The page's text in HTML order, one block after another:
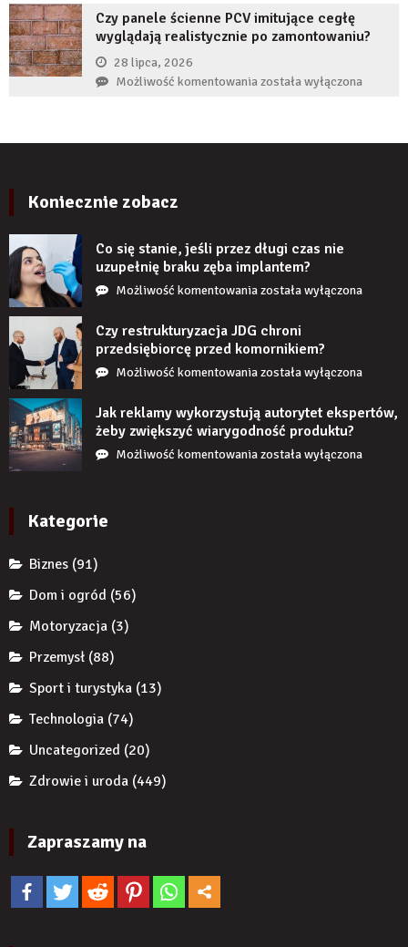
wiarygodność
produktu?
gdy
implant
zaczyna
Czy panele ścienne PCV imitujące cegłę
wyglądają realistycznie po zamontowaniu?
28 lipca, 2026
Możliwość komentowaniaCzy
zamontowaniu?
została wyłączona
Koniecznie zobacz
Co się stanie, jeśli przez długi czas nie
uzupełnię braku zęba implantem?
Możliwość komentowaniaCo
stanie,
jeśli
przez
czas
nie
uzupełnię
braku
została wyłączona
Czy restrukturyzacja JDG chroni
przedsiębiorcę przed komornikiem?
Możliwość komentowaniaCzy
JDG
chroni
przedsiębiorcę
została wyłączona
Jak reklamy wykorzystują autorytet ekspertów,
żeby zwiększyć wiarygodność produktu?
Możliwość komentowaniaJak
została wyłączona
Kategorie
Biznes (91)
Dom i ogród (56)
Motoryzacja (3)
Przemysł (88)
Sport i turystyka (13)
Technologia (74)
Uncategorized (20)
Zdrowie i uroda (449)
Zapraszamy na